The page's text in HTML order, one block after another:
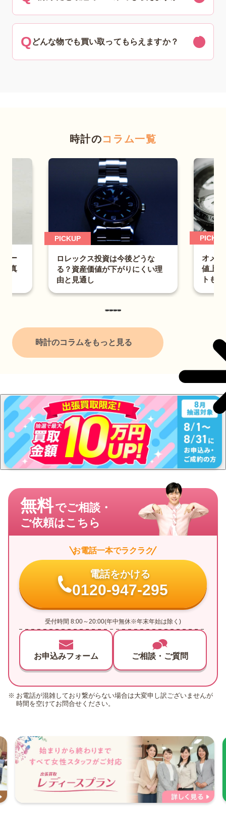
どんな物でも買い取ってもらえますか？
時計のコラム一覧
PICKUP
ロレックス投資は今後どうな
る？資産価値が下がりにくい理
由と見通し
PICKUP
オメガ
値上がり
トも解説
時計のコラムをもっと見る
無料でご相談・
ご依頼はこちら
お電話一本でラクラク
電話をかける
0120-947-295
受付時間 8:00～20:00(年中無休※年末年始は除く)
お申込みフォーム ご相談・ご質問
お電話が混雑しており繋がらない場合は大変申し訳ございませんが
時間を空けてお問合せください。